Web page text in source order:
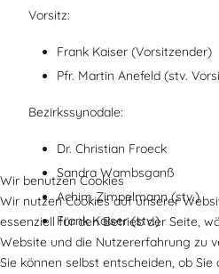
Vorsitz:
Frank Kaiser (Vorsitzender)
Pfr. Martin Anefeld (stv.
Bezirkssynodale:
Dr. Christian Froeck
Sandra Wambsganß
Achim Zimpelmann (stv.)
Frank Kaiser (stv.)
Vorheriger Beitrag: Info &
Zurück
Wir benutzen Cookies
Wir nutzen Cookies auf unserer
essenziell für den Betrieb der Seite,
Website und die Nutzererfahrung zu
Sie können selbst entscheiden, ob